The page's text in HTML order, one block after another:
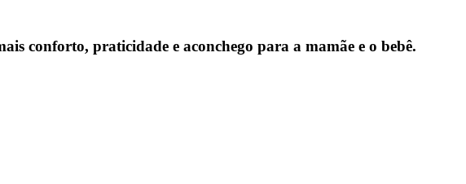
conforto, praticidade e aconchego para a mamãe e o bebê.